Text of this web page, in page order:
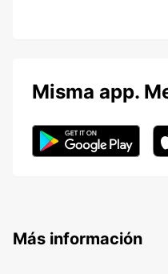
Misma app.
Más información